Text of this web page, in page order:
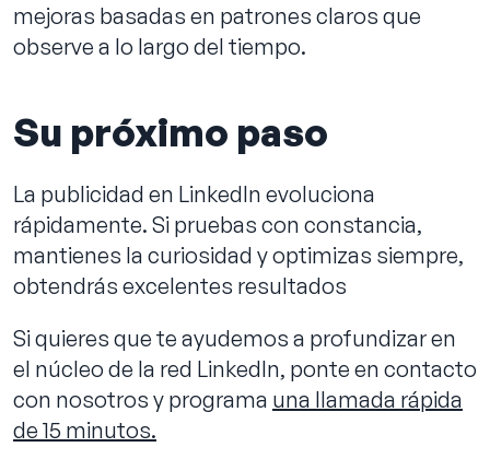
mejoras basadas en patrones claros que
observe a lo largo del tiempo.
Su próximo paso
La publicidad en LinkedIn evoluciona
rápidamente. Si pruebas con constancia,
mantienes la curiosidad y optimizas siempre,
obtendrás excelentes resultados
Si quieres que te ayudemos a profundizar en
el núcleo de la red LinkedIn, ponte en contacto
con nosotros y programa una llamada rápida
de 15 minutos.